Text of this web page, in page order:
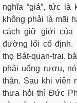
nghĩa “giá”, tức
không phải là mãi
cách giữ giới của
đường lối cố định.
thọ Bát-quan-trai,
phải uống rượu,
thân. Sau khi viên
thưa hỏi thì Đức